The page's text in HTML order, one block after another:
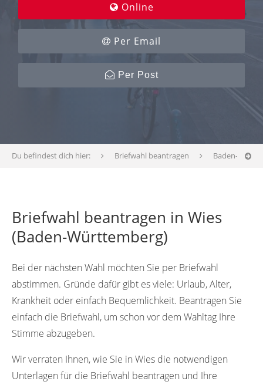
Online
Per Email
Per Post
Du befindest dich hier: Briefwahl beantragen Baden-
Briefwahl beantragen in Wies
(Baden-Württemberg)
Bei der nächsten Wahl möchten Sie per Briefwahl
abstimmen. Gründe dafür gibt es viele: Urlaub, Alter,
Krankheit oder einfach Bequemlichkeit. Beantragen Sie
einfach die Briefwahl, um schon vor dem Wahltag Ihre
Stimme abzugeben.
Wir verraten Ihnen, wie Sie in Wies die notwendigen
Unterlagen für die Briefwahl beantragen und Ihre